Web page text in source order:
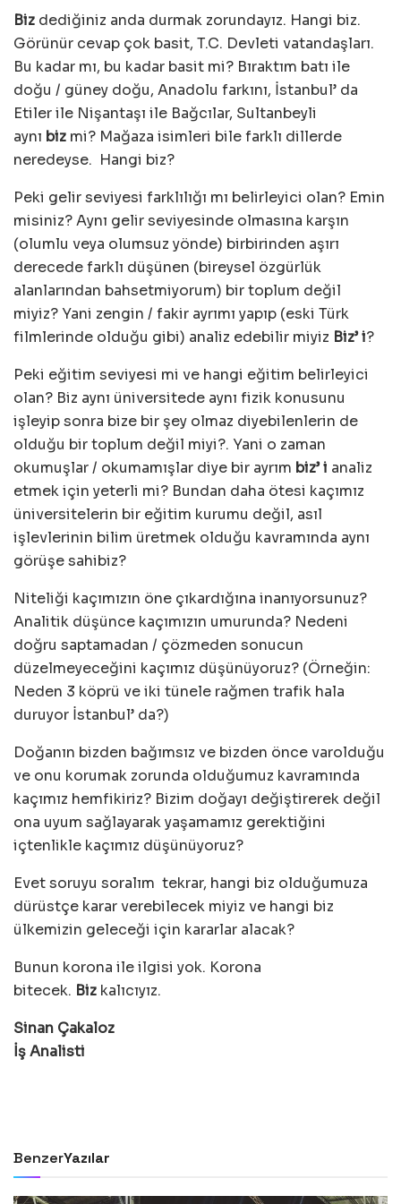
Biz dediğiniz anda durmak zorundayız. Hangi biz.
Görünür cevap çok basit, T.C. Devleti vatandaşları.
Bu kadar mı, bu kadar basit mi? Bıraktım batı ile
doğu / güney doğu, Anadolu farkını, İstanbul’ da
Etiler ile Nişantaşı ile Bağcılar, Sultanbeyli
aynı biz mi? Mağaza isimleri bile farklı dillerde
neredeyse. Hangi biz?
Peki gelir seviyesi farklılığı mı belirleyici olan? Emin
misiniz? Aynı gelir seviyesinde olmasına karşın
(olumlu veya olumsuz yönde) birbirinden aşırı
derecede farklı düşünen (bireysel özgürlük
alanlarından bahsetmiyorum) bir toplum değil
miyiz? Yani zengin / fakir ayrımı yapıp (eski Türk
filmlerinde olduğu gibi) analiz edebilir miyiz Biz’ i?
Peki eğitim seviyesi mi ve hangi eğitim belirleyici
olan? Biz aynı üniversitede aynı fizik konusunu
işleyip sonra bize bir şey olmaz diyebilenlerin de
olduğu bir toplum değil miyi?. Yani o zaman
okumuşlar / okumamışlar diye bir ayrım biz’ i analiz
etmek için yeterli mi? Bundan daha ötesi kaçımız
üniversitelerin bir eğitim kurumu değil, asıl
işlevlerinin bilim üretmek olduğu kavramında aynı
görüşe sahibiz?
Niteliği kaçımızın öne çıkardığına inanıyorsunuz?
Analitik düşünce kaçımızın umurunda? Nedeni
doğru saptamadan / çözmeden sonucun
düzelmeyeceğini kaçımız düşünüyoruz? (Örneğin:
Neden 3 köprü ve iki tünele rağmen trafik hala
duruyor İstanbul’ da?)
Doğanın bizden bağımsız ve bizden önce varolduğu
ve onu korumak zorunda olduğumuz kavramında
kaçımız hemfikiriz? Bizim doğayı değiştirerek değil
ona uyum sağlayarak yaşamamız gerektiğini
içtenlikle kaçımız düşünüyoruz?
Evet soruyu soralım tekrar, hangi biz olduğumuza
dürüstçe karar verebilecek miyiz ve hangi biz
ülkemizin geleceği için kararlar alacak?
Bunun korona ile ilgisi yok. Korona
bitecek. Biz kalıcıyız.
Sinan Çakaloz
İş Analisti
BenzerYazılar